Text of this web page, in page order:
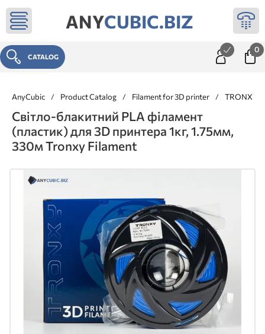
ANYCUBIC.BIZ
CATALOG
0
AnyCubic / Product Catalog / Filament for 3D printer / TRONXY
Світло-блакитний PLA філамент
(пластик) для 3D принтера 1кг, 1.75мм,
330м Tronxy Filament